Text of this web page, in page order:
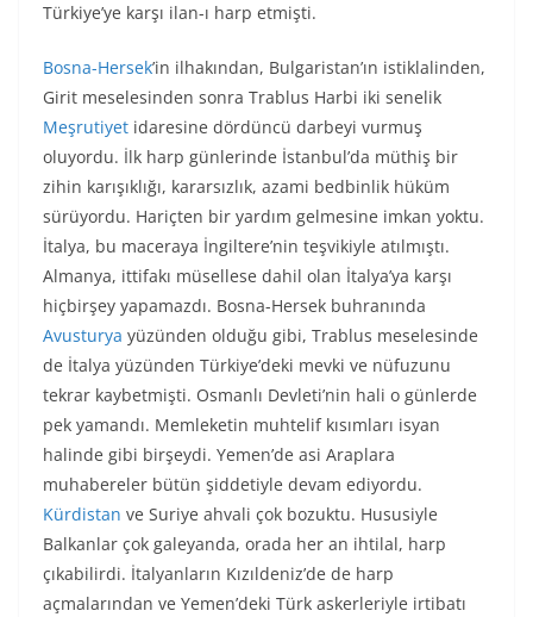
Türkiye’ye karşı ilan-ı harp etmişti.
Bosna-Hersek’in ilhakından, Bulgaristan’ın istiklalinden,
Girit meselesinden sonra Trablus Harbi iki senelik
Meşrutiyet idaresine dördüncü darbeyi vurmuş
oluyordu. İlk harp günlerinde İstanbul’da müthiş bir
zihin karışıklığı, kararsızlık, azami bedbinlik hüküm
sürüyordu. Hariçten bir yardım gelmesine imkan yoktu.
İtalya, bu maceraya İngiltere’nin teşvikiyle atılmıştı.
Almanya, ittifakı müsellese dahil olan İtalya’ya karşı
hiçbirşey yapamazdı. Bosna-Hersek buhranında
Avusturya yüzünden olduğu gibi, Trablus meselesinde
de İtalya yüzünden Türkiye’deki mevki ve nüfuzunu
tekrar kaybetmişti. Osmanlı Devleti’nin hali o günlerde
pek yamandı. Memleketin muhtelif kısımları isyan
halinde gibi birşeydi. Yemen’de asi Araplara
muhabereler bütün şiddetiyle devam ediyordu.
Kürdistan ve Suriye ahvali çok bozuktu. Hususiyle
Balkanlar çok galeyanda, orada her an ihtilal, harp
çıkabilirdi. İtalyanların Kızıldeniz’de de harp
açmalarından ve Yemen’deki Türk askerleriyle irtibatı